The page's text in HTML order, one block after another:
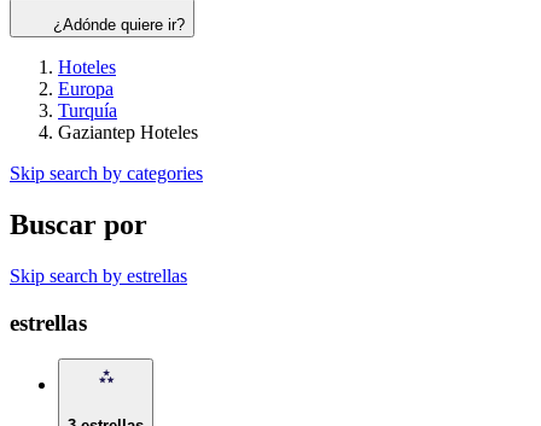
¿Adónde quiere ir?
Hoteles
Europa
Turquía
Gaziantep Hoteles
Skip search by categories
Buscar por
Skip search by estrellas
estrellas